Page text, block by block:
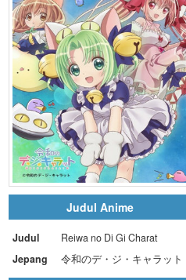
Judul Anime
Judul
Reiwa no Di Gi Charat
Jepang
令和のデ・ジ・キャラット